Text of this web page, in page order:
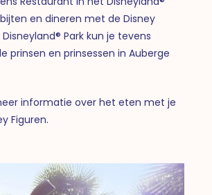
en dineren met de Disney
Park kun je tevens
prinsen en prinsessen in Auberge
informatie over het eten met je
Figuren.